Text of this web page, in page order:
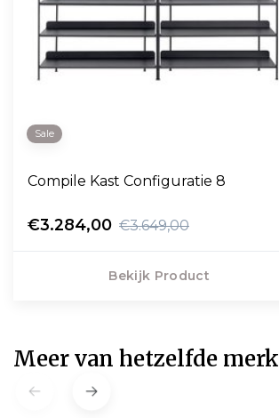
Sale
Compile Kast Configuratie 8
€3.284,00 €3.649,00
Bekijk Product
Meer van hetzelfde merk